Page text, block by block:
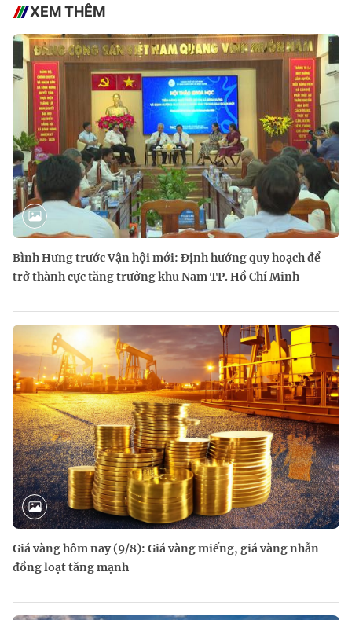
XEM THÊM
Bình Hưng trước Vận hội mới: Định hướng quy hoạch để
trở thành cực tăng trưởng khu Nam TP. Hồ Chí Minh
Giá vàng hôm nay (9/8): Giá vàng miếng, giá vàng nhẫn
đồng loạt tăng mạnh